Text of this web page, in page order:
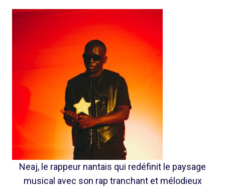
Neaj, le rappeur nantais qui redéfinit le paysage
musical avec son rap tranchant et mélodieux